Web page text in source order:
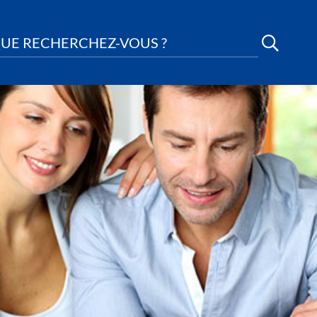
RECHERCHEZ-VOUS ?